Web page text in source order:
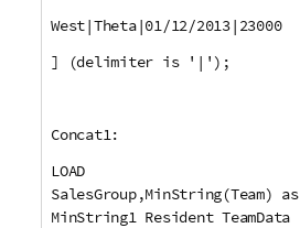
West|Theta|01/12/2013|23000
] (delimiter is '|');
Concat1:
LOAD
SalesGroup,MinString(Team) as
MinString1 Resident TeamData